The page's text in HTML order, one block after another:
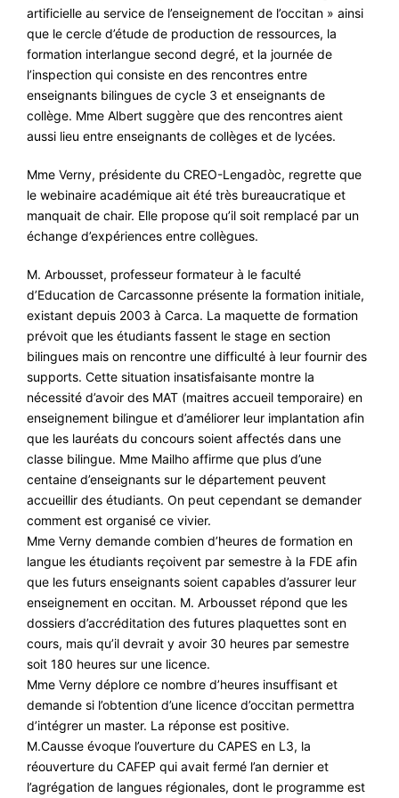
artificielle au service de l’enseignement de l’occitan » ainsi
que le cercle d’étude de production de ressources, la
formation interlangue second degré, et la journée de
l’inspection qui consiste en des rencontres entre
enseignants bilingues de cycle 3 et enseignants de
collège. Mme Albert suggère que des rencontres aient
aussi lieu entre enseignants de collèges et de lycées.
Mme Verny, présidente du CREO-Lengadòc, regrette que
le webinaire académique ait été très bureaucratique et
manquait de chair. Elle propose qu’il soit remplacé par un
échange d’expériences entre collègues.
M. Arbousset, professeur formateur à le faculté
d’Education de Carcassonne présente la formation initiale,
existant depuis 2003 à Carca. La maquette de formation
prévoit que les étudiants fassent le stage en section
bilingues mais on rencontre une difficulté à leur fournir des
supports. Cette situation insatisfaisante montre la
nécessité d’avoir des MAT (maitres accueil temporaire) en
enseignement bilingue et d’améliorer leur implantation afin
que les lauréats du concours soient affectés dans une
classe bilingue. Mme Mailho affirme que plus d’une
centaine d’enseignants sur le département peuvent
accueillir des étudiants. On peut cependant se demander
comment est organisé ce vivier.
Mme Verny demande combien d’heures de formation en
langue les étudiants reçoivent par semestre à la FDE afin
que les futurs enseignants soient capables d’assurer leur
enseignement en occitan. M. Arbousset répond que les
dossiers d’accréditation des futures plaquettes sont en
cours, mais qu’il devrait y avoir 30 heures par semestre
soit 180 heures sur une licence.
Mme Verny déplore ce nombre d’heures insuffisant et
demande si l’obtention d’une licence d’occitan permettra
d’intégrer un master. La réponse est positive.
M.Causse évoque l’ouverture du CAPES en L3, la
réouverture du CAFEP qui avait fermé l’an dernier et
l’agrégation de langues régionales, dont le programme est